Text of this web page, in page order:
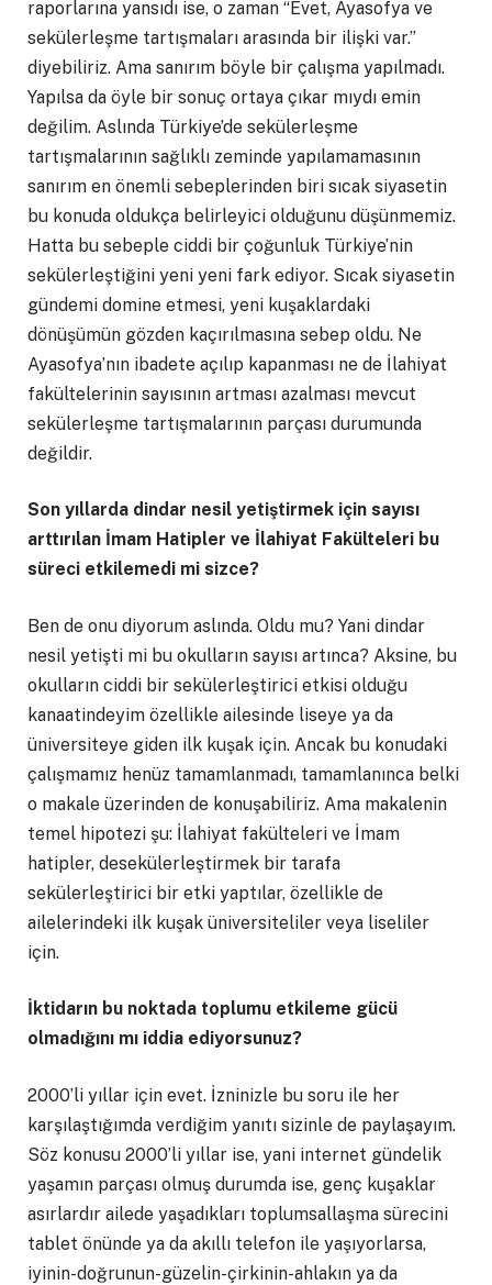
raporlarına yansıdı ise, o zaman “Evet, Ayasofya ve
sekülerleşme tartışmaları arasında bir ilişki var.”
diyebiliriz. Ama sanırım böyle bir çalışma yapılmadı.
Yapılsa da öyle bir sonuç ortaya çıkar mıydı emin
değilim. Aslında Türkiye’de sekülerleşme
tartışmalarının sağlıklı zeminde yapılamamasının
sanırım en önemli sebeplerinden biri sıcak siyasetin
bu konuda oldukça belirleyici olduğunu düşünmemiz.
Hatta bu sebeple ciddi bir çoğunluk Türkiye’nin
sekülerleştiğini yeni yeni fark ediyor. Sıcak siyasetin
gündemi domine etmesi, yeni kuşaklardaki
dönüşümün gözden kaçırılmasına sebep oldu. Ne
Ayasofya’nın ibadete açılıp kapanması ne de İlahiyat
fakültelerinin sayısının artması azalması mevcut
sekülerleşme tartışmalarının parçası durumunda
değildir.
Son yıllarda dindar nesil yetiştirmek için sayısı
arttırılan İmam Hatipler ve İlahiyat Fakülteleri bu
süreci etkilemedi mi sizce?
Ben de onu diyorum aslında. Oldu mu? Yani dindar
nesil yetişti mi bu okulların sayısı artınca? Aksine, bu
okulların ciddi bir sekülerleştirici etkisi olduğu
kanaatindeyim özellikle ailesinde liseye ya da
üniversiteye giden ilk kuşak için. Ancak bu konudaki
çalışmamız henüz tamamlanmadı, tamamlanınca belki
o makale üzerinden de konuşabiliriz. Ama makalenin
temel hipotezi şu: İlahiyat fakülteleri ve İmam
hatipler, desekülerleştirmek bir tarafa
sekülerleştirici bir etki yaptılar, özellikle de
ailelerindeki ilk kuşak üniversiteliler veya liseliler
için.
İktidarın bu noktada toplumu etkileme gücü
olmadığını mı iddia ediyorsunuz?
2000’li yıllar için evet. İzninizle bu soru ile her
karşılaştığımda verdiğim yanıtı sizinle de paylaşayım.
Söz konusu 2000’li yıllar ise, yani internet gündelik
yaşamın parçası olmuş durumda ise, genç kuşaklar
asırlardır ailede yaşadıkları toplumsallaşma sürecini
tablet önünde ya da akıllı telefon ile yaşıyorlarsa,
iyinin-doğrunun-güzelin-çirkinin-ahlakın ya da